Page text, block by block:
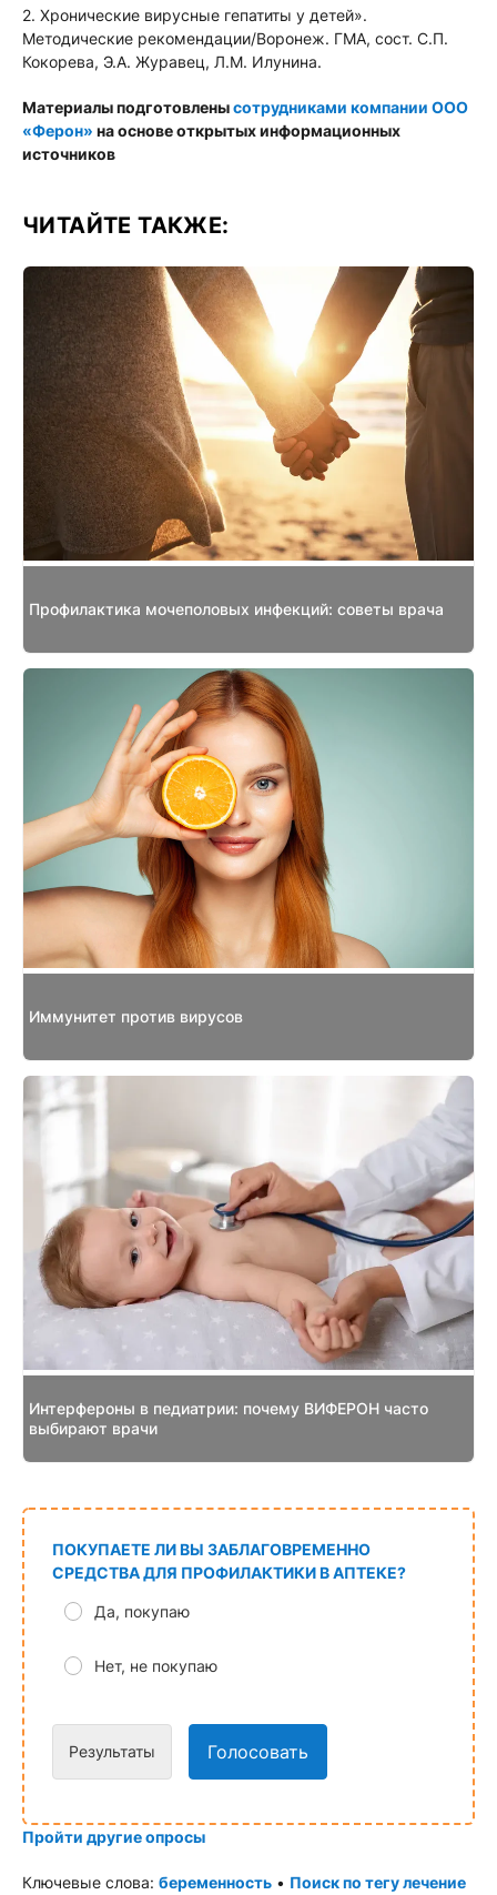
2. Хронические вирусные гепатиты у детей».
Методические рекомендации/Воронеж. ГМА, сост. С.П.
Кокорева, Э.А. Журавец, Л.М. Илунина.
Материалы подготовленысотрудниками компании ООО
«Ферон» на основе открытых информационных
источников
ЧИТАЙТЕ ТАКЖЕ:
Профилактика мочеполовых инфекций: советы врача
Иммунитет против вирусов
Интерфероны в педиатрии: почему ВИФЕРОН часто
выбирают врачи
ПОКУПАЕТЕ ЛИ ВЫ ЗАБЛАГОВРЕМЕННО
СРЕДСТВА ДЛЯ ПРОФИЛАКТИКИ В АПТЕКЕ?
Да, покупаю
Нет, не покупаю
Результаты Голосовать
Пройти другие опросы
Ключевые слова: беременность • Поиск по тегу лечение